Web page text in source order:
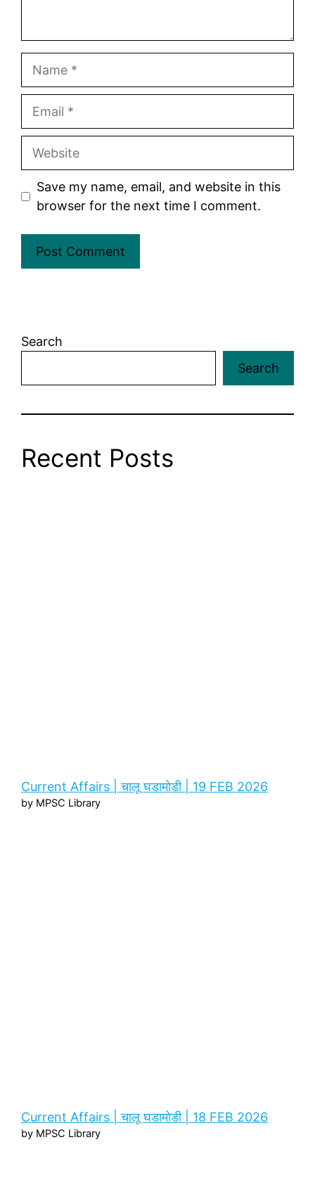
Name
Email
Website
Save my name, email, and website in this
browser for the next time I comment.
Search
Search
Recent Posts
Current Affairs | चालू घडामोडी | 19 FEB 2026
by MPSC Library
Current Affairs | चालू घडामोडी | 18 FEB 2026
by MPSC Library